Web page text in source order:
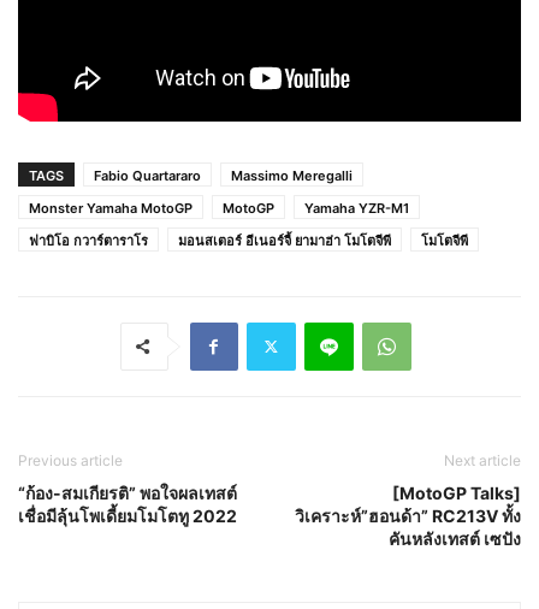
TAGS Fabio Quartararo
Massimo Meregalli
Monster Yamaha MotoGP
MotoGP
Yamaha YZR-M1
ฟาบิโอ กวาร์ตาราโร
มอนสเตอร์ อีเนอร์จี้ ยามาฮ่า โมโตจีพี โมโตจีพี
Previous article
“ก้อง-สมเกียรติ” พอใจผลเทสต์
เชื่อมีลุ้นโพเดี้ยมโมโตทู 2022
Next article
[MotoGP Talks]
วิเคราะห์”ฮอนด้า” RC213V ทั้ง
คันหลังเทสต์ เซปัง